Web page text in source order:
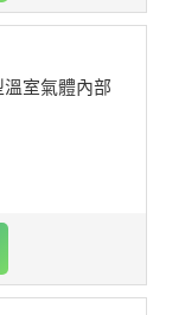
溫室氣體內部